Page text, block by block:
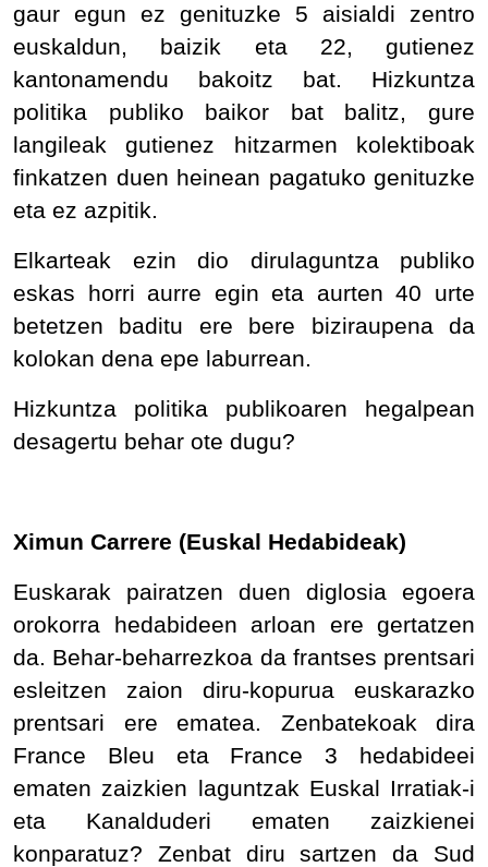
gaur egun ez genituzke 5 aisialdi zentro
euskaldun, baizik eta 22, gutienez
kantonamendu bakoitz bat. Hizkuntza
politika publiko baikor bat balitz, gure
langileak gutienez hitzarmen kolektiboak
finkatzen duen heinean pagatuko genituzke
eta ez azpitik.
Elkarteak ezin dio dirulaguntza publiko
eskas horri aurre egin eta aurten 40 urte
betetzen baditu ere bere biziraupena da
kolokan dena epe laburrean.
Hizkuntza politika publikoaren hegalpean
desagertu behar ote dugu?
Ximun Carrere (Euskal Hedabideak)
Euskarak pairatzen duen diglosia egoera
orokorra hedabideen arloan ere gertatzen
da. Behar-beharrezkoa da frantses prentsari
esleitzen zaion diru-kopurua euskarazko
prentsari ere ematea. Zenbatekoak dira
France Bleu eta France 3 hedabideei
ematen zaizkien laguntzak Euskal Irratiak-i
eta Kanalduderi ematen zaizkienei
konparatuz? Zenbat diru sartzen da Sud